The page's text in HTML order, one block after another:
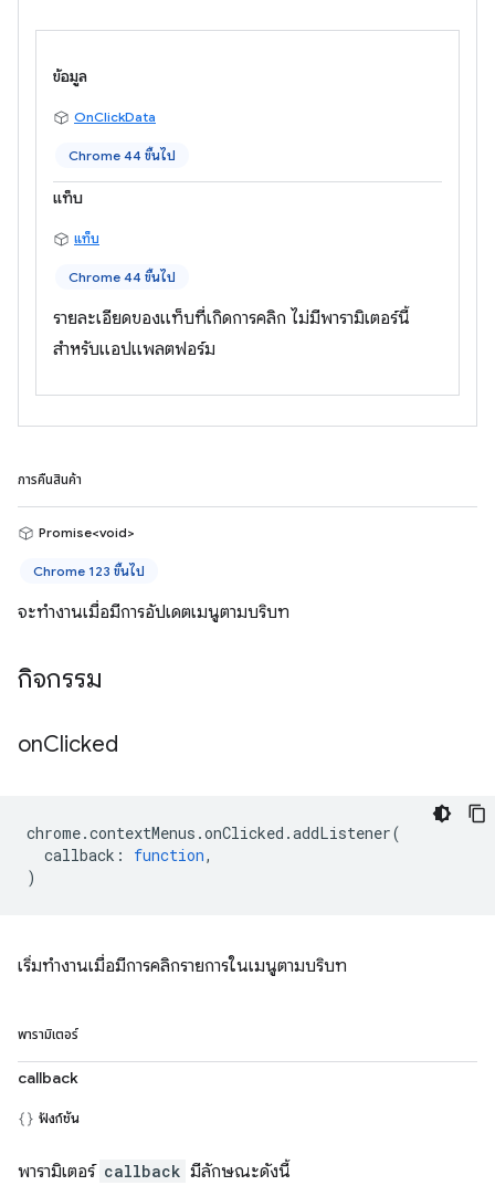
ข้อมูล
OnClickData
Chrome 44 ขึ้นไป
แท็บ
แท็บ
Chrome 44 ขึ้นไป
รายละเอียดของแท็บที่เกิดการคลิก ไม่มีพารามิเตอร์นี้
สำหรับแอปแพลตฟอร์ม
การคืนสินค้า
Promise<void>
Chrome 123 ขึ้นไป
จะทำงานเมื่อมีการอัปเดตเมนูตามบริบท
กิจกรรม
onClicked
chrome.contextMenus .onClicked .addListener(
callback : function,
)
เริ่มทำงานเมื่อมีการคลิกรายการในเมนูตามบริบท
พารามิเตอร์
callback
ฟังก์ชัน
พารามิเตอร์ callback มีลักษณะดังนี้